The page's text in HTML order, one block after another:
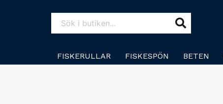
FISKERULLAR FISKESPÖN BETEN